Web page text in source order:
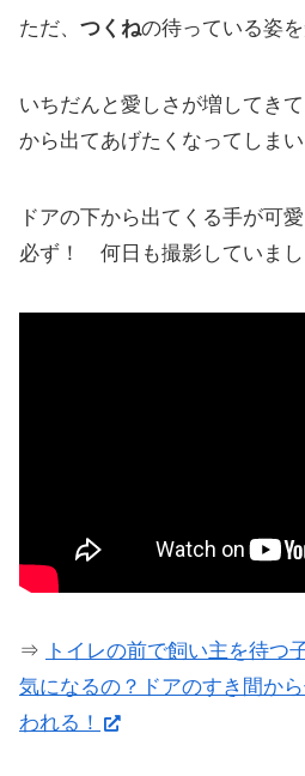
ただ、 つくねの待っている姿
いちだんと愛しさが増してき
から出てあげたくなってしま
ドアの下から出てくる手が可
必ず！ 何日も撮影していまし
⇒
トイレの前で飼い主を待つ
気になるの？ドアのすき間か
われる！